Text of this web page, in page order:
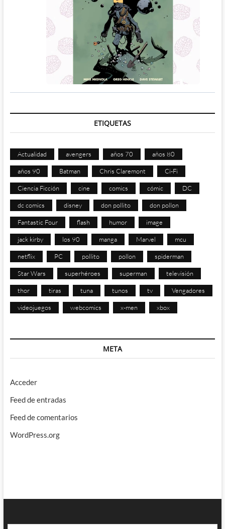
ETIQUETAS
Actualidad avengers años 70 años 80
años 90 Batman Chris Claremont Ci-Fi
Ciencia Ficción cine comics cómic DC
dc comics disney don pollito don pollon
Fantastic Four flash humor image
jack kirby los 90 manga Marvel mcu
netflix PC pollito pollon spiderman
Star Wars superhéroes superman televisión
thor tiras tuna tunos tv Vengadores
videojuegos webcomics x-men xbox
META
Acceder
Feed de entradas
Feed de comentarios
WordPress.org